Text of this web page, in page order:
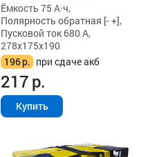
Ёмкость 75 А·ч,
Полярность обратная [- +],
Пусковой ток 680 А,
278x175x190
196р. при сдаче акб
217р.
Купить